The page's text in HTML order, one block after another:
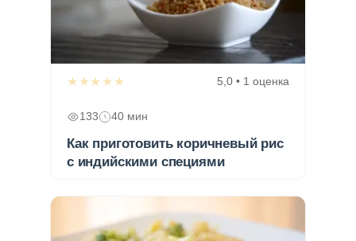
★★★★★ 5,0 • 1 оценка
133 40 мин
Как приготовить коричневый рис
с индийскими специями